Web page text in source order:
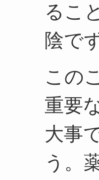
るこ
陰で
この
重要
大事
う。